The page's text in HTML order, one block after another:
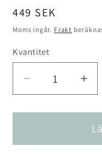
Ordinarie
pris
449 SEK
Moms ingår. Frakt
Kvantitet
Kvantitet
Minska
kvantitet
för
Doris
Öka
för
Fat